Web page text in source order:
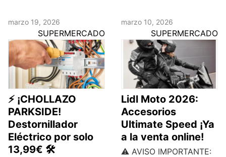
marzo 19, 2026
SUPERMERCADO
⚡️ ¡CHOLLAZO
PARKSIDE!
Destornillador
Eléctrico por solo
13,99€ 🛠️
marzo 10, 2026
SUPERMERCADO
Lidl Moto 2026:
Accesorios
Ultimate Speed ¡Ya
a la venta online!
⚠️ AVISO IMPORTANTE: